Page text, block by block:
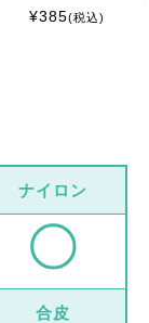
¥385(税込)
ナイロン
合皮